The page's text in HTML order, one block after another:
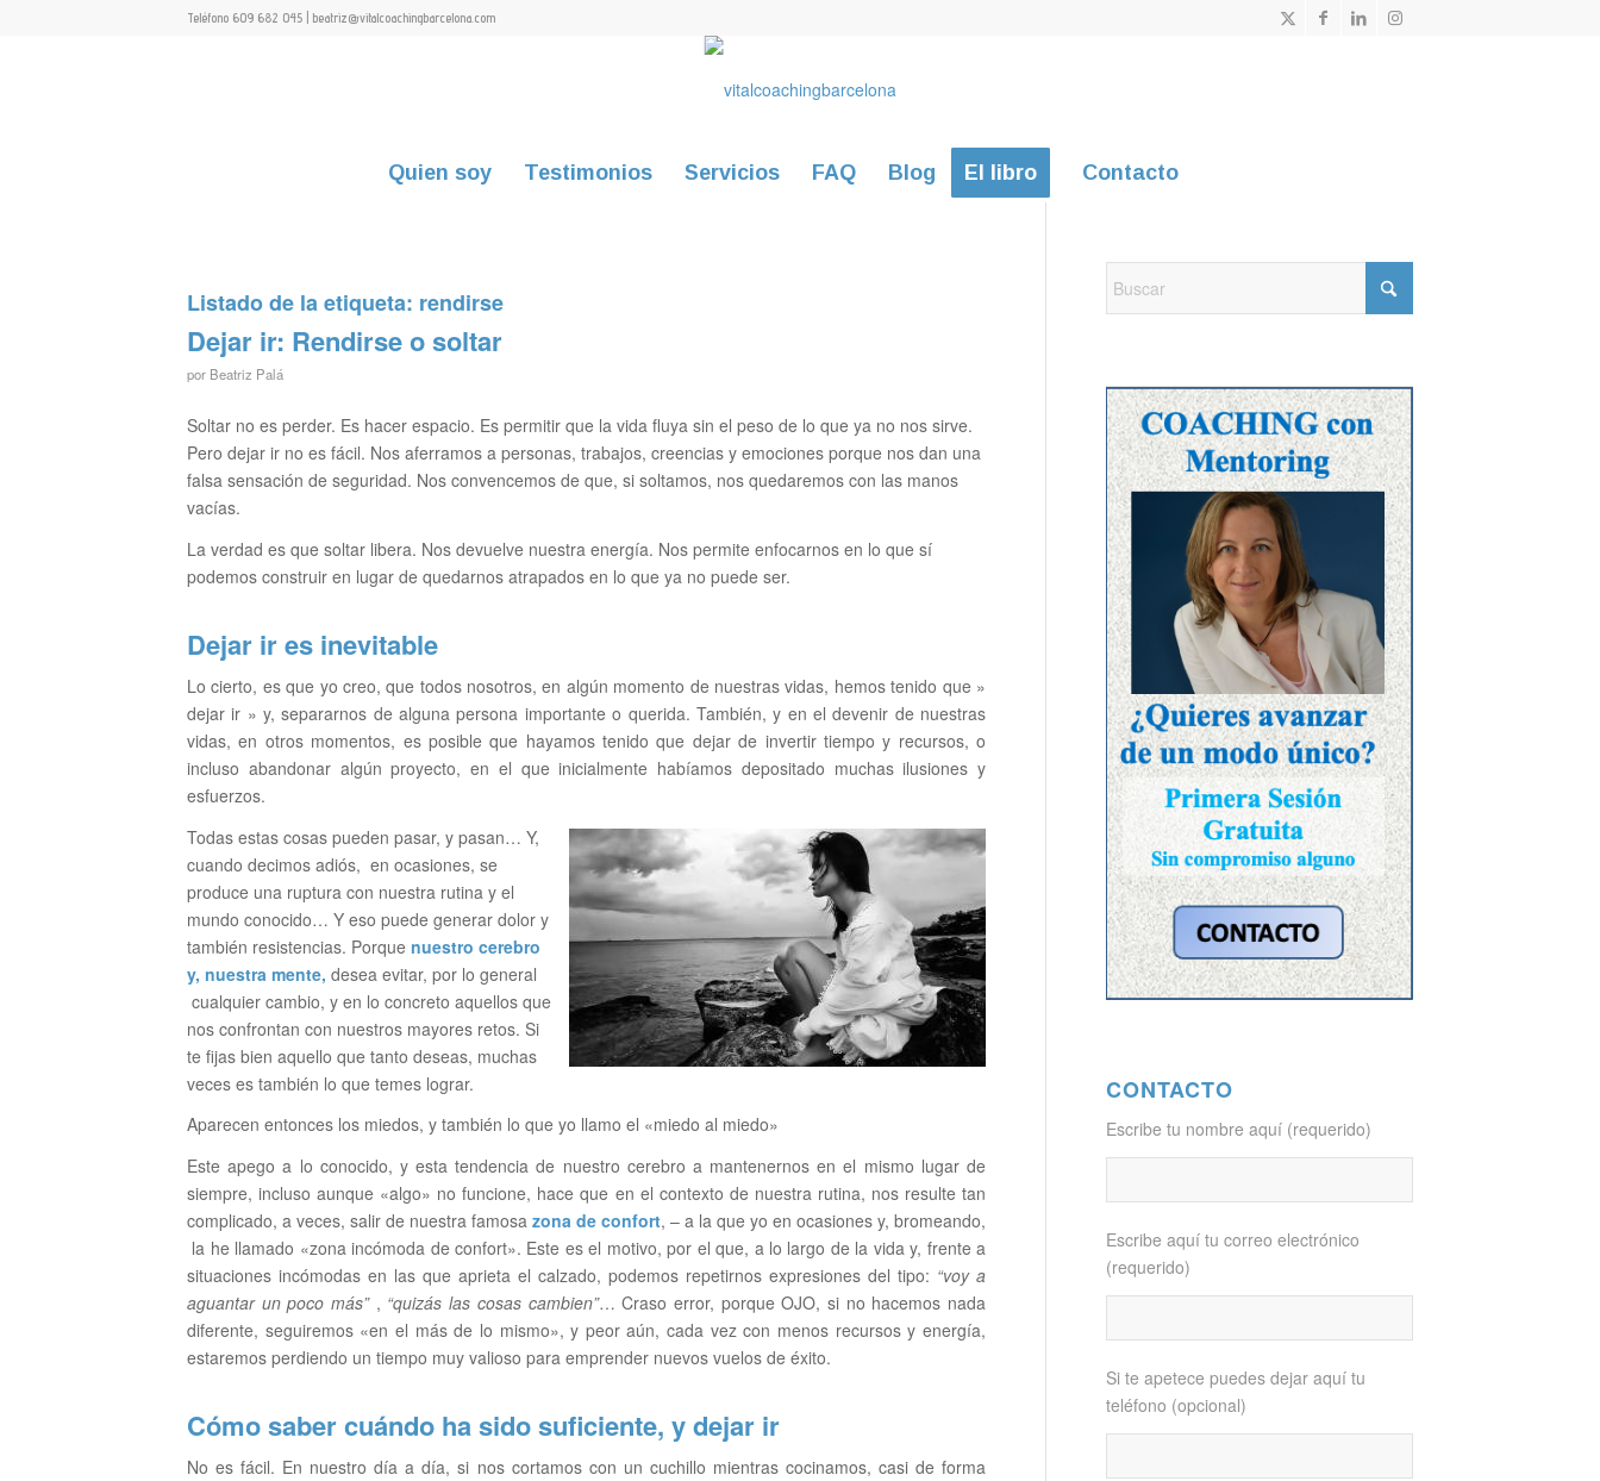
Teléfono 609 682 045 | beatriz@vitalcoachingbarcelona.com
Quien soy Testimonios Servicios FAQ Blog El libro Contacto
Listado de la etiqueta: rendirse
Dejar ir: Rendirse o soltar
por Beatriz Palá
Soltar no es perder. Es hacer espacio. Es permitir que la vida fluya sin el peso de lo que ya no nos sirve.
Pero dejar ir no es fácil. Nos aferramos a personas, trabajos, creencias y emociones porque nos dan una
falsa sensación de seguridad. Nos convencemos de que, si soltamos, nos quedaremos con las manos
vacías.
La verdad es que soltar libera. Nos devuelve nuestra energía. Nos permite enfocarnos en lo que sí
podemos construir en lugar de quedarnos atrapados en lo que ya no puede ser.
Dejar ir es inevitable
Lo cierto, es que yo creo, que todos nosotros, en algún momento de nuestras vidas, hemos tenido que »
dejar ir » y, separarnos de alguna persona importante o querida. También, y en el devenir de nuestras
vidas, en otros momentos, es posible que hayamos tenido que dejar de invertir tiempo y recursos, o
incluso abandonar algún proyecto, en el que inicialmente habíamos depositado muchas ilusiones y
esfuerzos.
Todas estas cosas pueden pasar, y pasan… Y,
cuando decimos adiós, en ocasiones, se
produce una ruptura con nuestra rutina y el
mundo conocido… Y eso puede generar dolor y
también resistencias. Porque nuestro cerebro
y, nuestra mente, desea evitar, por lo general
cualquier cambio, y en lo concreto aquellos que
nos confrontan con nuestros mayores retos. Si
te fijas bien aquello que tanto deseas, muchas
veces es también lo que temes lograr.
Aparecen entonces los miedos, y también lo que yo llamo el «miedo al miedo»
Este apego a lo conocido, y esta tendencia de nuestro cerebro a mantenernos en el mismo lugar de
siempre, incluso aunque «algo» no funcione, hace que en el contexto de nuestra rutina, nos resulte tan
complicado, a veces, salir de nuestra famosa zona de confort, – a la que yo en ocasiones y, bromeando,
la he llamado «zona incómoda de confort». Este es el motivo, por el que, a lo largo de la vida y, frente a
situaciones incómodas en las que aprieta el calzado, podemos repetirnos expresiones del tipo: “voy a
aguantar un poco más”, “quizás las cosas cambien”… Craso error, porque OJO, si no hacemos nada
diferente, seguiremos «en el más de lo mismo», y peor aún, cada vez con menos recursos y energía,
estaremos perdiendo un tiempo muy valioso para emprender nuevos vuelos de éxito.
Cómo saber cuándo ha sido suficiente, y dejar ir
No es fácil. En nuestro día a día, si nos cortamos con un cuchillo mientras cocinamos, casi de forma
CONTACTO
Escribe tu nombre aquí (requerido)
Escribe aquí tu correo electrónico
(requerido)
Si te apetece puedes dejar aquí tu
teléfono (opcional)